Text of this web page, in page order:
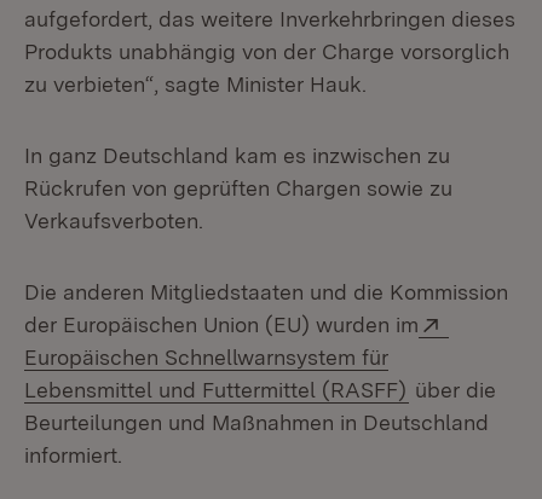
aufgefordert, das weitere Inverkehrbringen dieses
Produkts unabhängig von der Charge vorsorglich
zu verbieten“, sagte Minister Hauk.
In ganz Deutschland kam es inzwischen zu
Rückrufen von geprüften Chargen sowie zu
Verkaufsverboten.
Die anderen Mitgliedstaaten und die Kommission
der Europäischen Union (EU) wurden im
Europäischen Schnellwarnsystem für
Lebensmittel und Futtermittel (RASFF) (Öffnet in
über die
Beurteilungen und Maßnahmen in Deutschland
informiert.